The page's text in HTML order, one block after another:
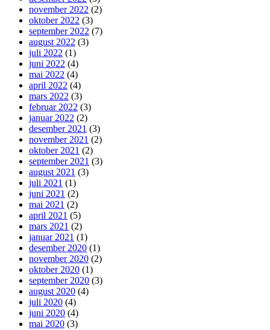
november 2022 (2)
oktober 2022 (3)
september 2022 (7)
august 2022 (3)
juli 2022 (1)
juni 2022 (4)
mai 2022 (4)
april 2022 (4)
mars 2022 (3)
februar 2022 (3)
januar 2022 (2)
desember 2021 (3)
november 2021 (2)
oktober 2021 (2)
september 2021 (3)
august 2021 (3)
juli 2021 (1)
juni 2021 (2)
mai 2021 (2)
april 2021 (5)
mars 2021 (2)
januar 2021 (1)
desember 2020 (1)
november 2020 (2)
oktober 2020 (1)
september 2020 (3)
august 2020 (4)
juli 2020 (4)
juni 2020 (4)
mai 2020 (3)